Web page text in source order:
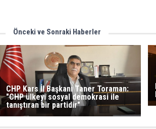
Önceki ve Sonraki Haberler
CHP Kars İl Başkanı Taner Toraman:
"CHP ülkeyi sosyal demokrasi ile
tanıştıran bir partidir"